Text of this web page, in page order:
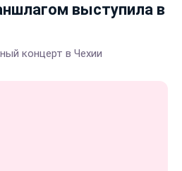
выступила в
концерт в Чехии